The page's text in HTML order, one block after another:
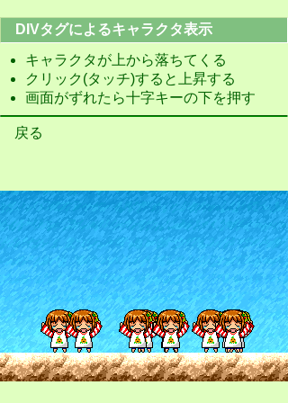
DIVタグによるキャラクタ表示
キャラクタが上から落ちてくる
クリック(タッチ)すると上昇する
画面がずれたら十字キーの下を押す
戻る